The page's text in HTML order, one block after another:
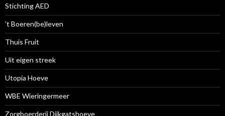
Stichting AED
’t Boeren(be)leven
Thuis Fruit
Uit eigen streek
Utopia Hoeve
WBE Wieringermeer
Zorgboerderij Dijkgatshoeve